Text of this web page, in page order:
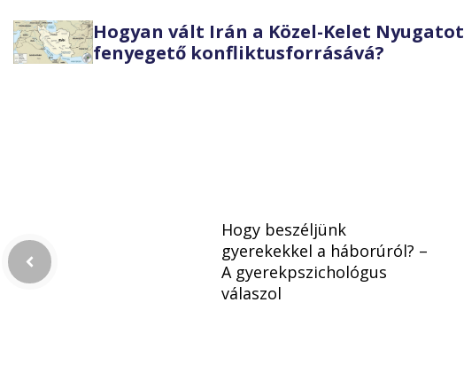
Hogyan vált Irán a Közel-Kelet Nyugatot
fenyegető konfliktusforrásává?
Hogy beszéljünk
gyerekekkel a háborúról? –
A gyerekpszichológus
válaszol